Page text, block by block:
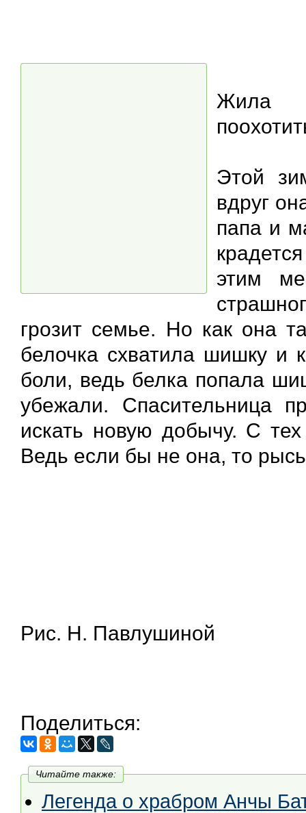
Жила
Этой
вдруг
папа и
этим
грозит семье. Но как она
белочка схватила шишку и
боли, ведь белка попала
убежали. Спасительница
искать новую добычу. С
Ведь если бы не она, то
Рис. Н. Павлушиной
Поделиться:
Читайте также:
Легенда о храбром Анчы